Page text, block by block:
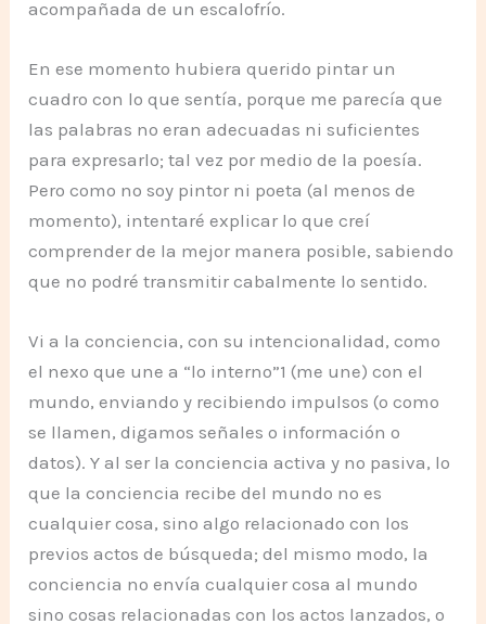
acompañada de un escalofrío.
En ese momento hubiera querido pintar un
cuadro con lo que sentía, porque me parecía que
las palabras no eran adecuadas ni suficientes
para expresarlo; tal vez por medio de la poesía.
Pero como no soy pintor ni poeta (al menos de
momento), intentaré explicar lo que creí
comprender de la mejor manera posible, sabiendo
que no podré transmitir cabalmente lo sentido.
Vi a la conciencia, con su intencionalidad, como
el nexo que une a “lo interno”1 (me une) con el
mundo, enviando y recibiendo impulsos (o como
se llamen, digamos señales o información o
datos). Y al ser la conciencia activa y no pasiva, lo
que la conciencia recibe del mundo no es
cualquier cosa, sino algo relacionado con los
previos actos de búsqueda; del mismo modo, la
conciencia no envía cualquier cosa al mundo
sino cosas relacionadas con los actos lanzados, o